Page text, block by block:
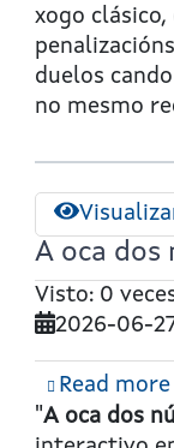
xogo clásico,
duelos
no mesmo
A oca dos
Visto: 0
2026-06-
Read more
"A oca dos